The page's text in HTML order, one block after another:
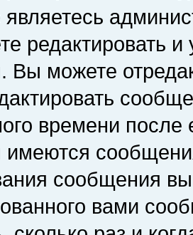
редактировать и
Вы можете
времени
сообщения
вами